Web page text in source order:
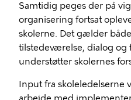
Samtidig peges der på
organisering fortsat
skolerne. Det gælder
tilstedeværelse, dialog og
understøtter skolernes
Input fra skoleledelserne